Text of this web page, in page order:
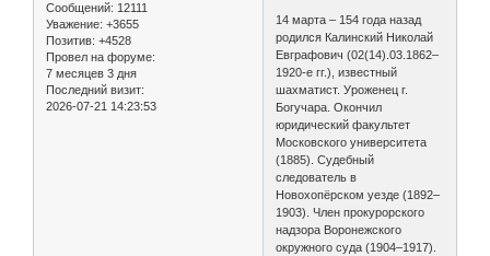
Сообщений: 12111
Уважение: +3655
Позитив: +4528
Провел на форуме:
7 месяцев 3 дня
Последний визит:
2026-07-21 14:23:53
14 марта – 154 года назад
родился Калинский Николай
Евграфович (02(14).03.1862–
1920-е гг.), известный
шахматист. Уроженец г.
Богучара. Окончил
юридический факультет
Московского университета
(1885). Судебный
следователь в
Новохопёрском уезде (1892–
1903). Член прокурорского
надзора Воронежского
окружного суда (1904–1917).